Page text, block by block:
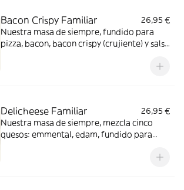
Bacon Crispy Familiar
26,95 €
Nuestra masa de siempre, fundido para
pizza, bacon, bacon crispy (crujiente) y salsa
Delicheese Familiar
26,95 €
Nuestra masa de siempre, mezcla cinco
quesos: emmental, edam, fundido para
confitado y orégano. El festival de queso